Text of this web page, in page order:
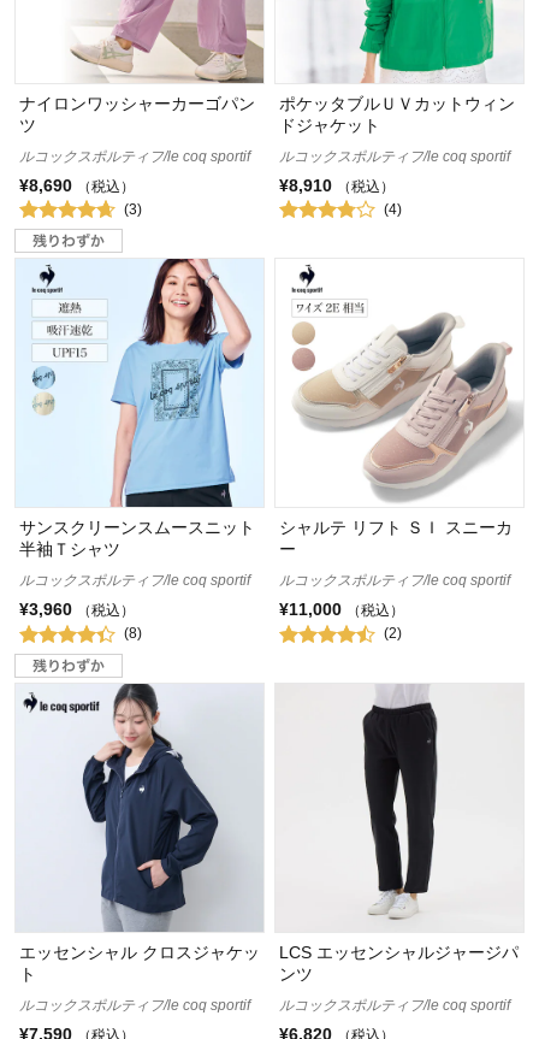
ナイロンワッシャーカーゴパン
ツ
ルコックスポルティフ/le coq sportif
¥8,690
（税込）
(3)
ポケッタブルＵＶカットウィン
ドジャケット
ルコックスポルティフ/le coq sportif
¥8,910
（税込）
(4)
サンスクリーンスムースニット
半袖Ｔシャツ
ルコックスポルティフ/le coq sportif
¥3,960
（税込）
(8)
シャルテ リフト ＳＩ スニーカ
ー
ルコックスポルティフ/le coq sportif
¥11,000
（税込）
(2)
エッセンシャル クロスジャケッ
ト
ルコックスポルティフ/le coq sportif
¥7,590 （税込）
LCS エッセンシャルジャージパ
ンツ
ルコックスポルティフ/le coq sportif
¥6,820 （税込）